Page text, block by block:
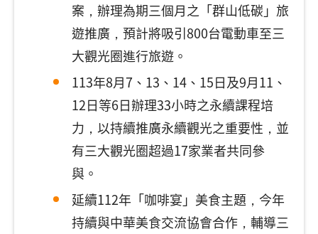
案，辦理為期三個月之「群山低碳」旅
遊推廣，預計將吸引800台電動車至三
大觀光圈進行旅遊。
113年8月7、13、14、15日及9月11、
12日等6日辦理33小時之永續課程培
力，以持續推廣永續觀光之重要性，並
有三大觀光圈超過17家業者共同參
與。
延續112年「咖啡宴」美食主題，今年
持續與中華美食交流協會合作，輔導三